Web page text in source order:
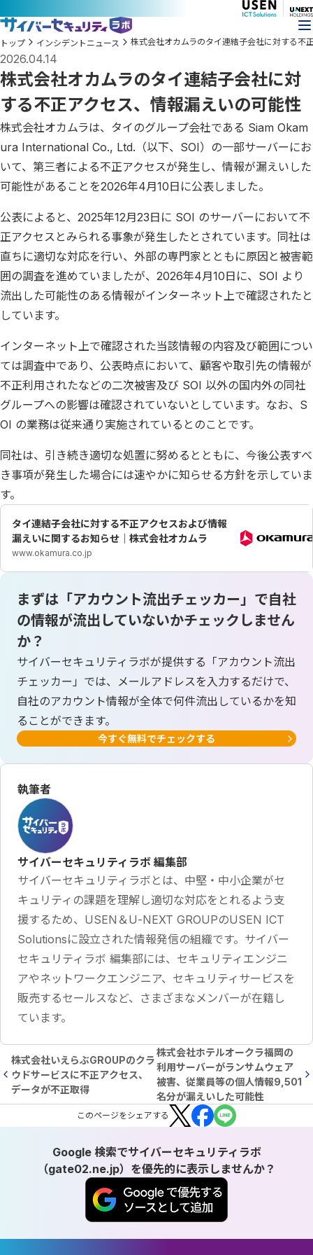
トップ インシデントニュース 株式会社オカムラのタイ連結子会社に対する不
2026.04.14
株式会社オカムラのタイ連結子会社に対
する不正アクセス、情報漏えいの可能性
株式会社オカムラは、タイのグループ会社である Siam Okam
ura International Co., Ltd.（以下、SOI）の一部サーバーにお
いて、第三者による不正アクセスが発生し、情報が漏えいした
可能性があることを2026年4月10日に公表しました。
公表によると、2025年12月23日に SOI のサーバーにおいて不
正アクセスとみられる事象が発生したとされています。同社は
直ちに適切な対応を行い、外部の専門家とともに原因と被害範
囲の調査を進めていましたが、2026年4月10日に、SOI より
流出した可能性のある情報がインターネット上で確認されたと
しています。
インターネット上で確認された当該情報の内容及び範囲につい
ては調査中であり、公表時点において、顧客や取引先の情報が
不正利用されたなどの二次被害及び SOI 以外の国内外の同社
グループへの影響は確認されていないとしています。なお、S
OI の業務は従来通り実施されているとのことです。
同社は、引き続き適切な処置に努めるとともに、今後公表すべ
き事項が発生した場合には速やかに知らせる方針を示していま
す。
タイ連結子会社に対する不正アクセスおよび情報
漏えいに関するお知らせ｜株式会社オカムラ
www.okamura.co.jp
まずは「アカウント流出チェッカー」で自社
の情報が流出していないかチェックしません
か？
サイバーセキュリティラボが提供する「アカウント流出
チェッカー」では、メールアドレスを入力するだけで、
自社のアカウント情報が全体で何件流出しているかを知
ることができます。
今すぐ無料でチェックする
執筆者
サイバーセキュリティラボ 編集部
サイバーセキュリティラボとは、中堅・中小企業がセ
キュリティの課題を理解し適切な対応をとれるよう支
援するため、USEN＆U-NEXT GROUPのUSEN ICT
Solutionsに設立された情報発信の組織です。サイバー
セキュリティラボ 編集部には、セキュリティエンジニ
アやネットワークエンジニア、セキュリティサービスを
販売するセールスなど、さまざまなメンバーが在籍し
ています。
株式会社いえらぶGROUPのクラ
ウドサービスに不正アクセス、
データが不正取得
株式会社ホテルオークラ福岡の
利用サーバーがランサムウェア
被害、従業員等の個人情報9,501
名分が漏えいした可能性
このページをシェアする
Google 検索でサイバーセキュリティラボ
（gate02.ne.jp）を優先的に表示しませんか？